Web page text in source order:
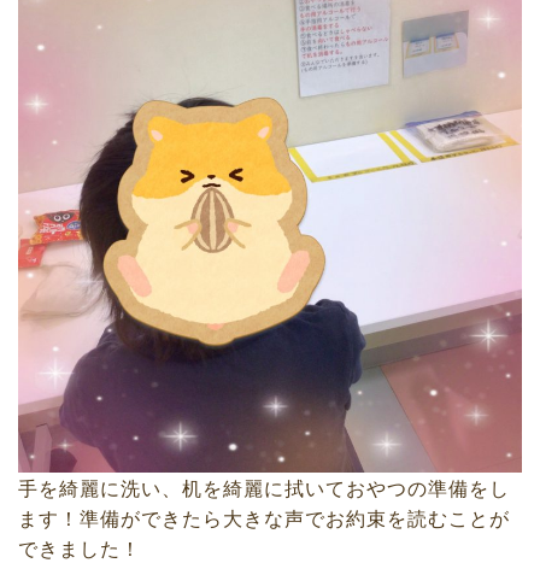
手を綺麗に洗い、机を綺麗に拭いておやつの準備をし
ます！準備ができたら大きな声でお約束を読むことが
できました！